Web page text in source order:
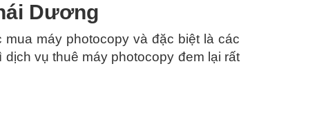
Dương
máy photocopy và đặc biệt là các
vụ thuê máy photocopy đem lại rất